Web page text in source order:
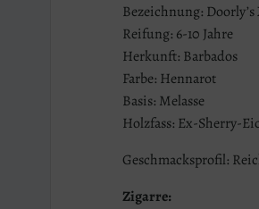
Bezeichnung:
Reifung: 6-10 Jahre
Herkunft: Barbados
Farbe: Hennarot
Basis: Melasse
Holzfass: Ex-Sherry-
Geschmacksprofil:
Zigarre: